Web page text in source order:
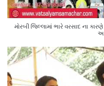
મોરબી જિલ્લામાં ભારે વરસાદ ના